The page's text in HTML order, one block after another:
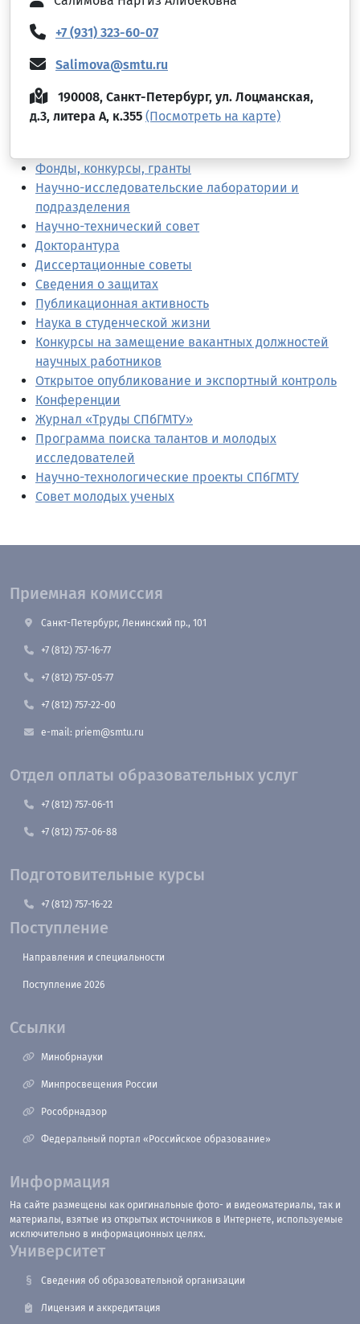
+7 (931) 323-60-07
Salimova@smtu.ru
190008, Санкт-Петербург, ул. Лоцманская,
д.3, литера А, к.355 (Посмотреть на карте)
Фонды, конкурсы, гранты
Научно-исследовательские лаборатории и
подразделения
Научно-технический совет
Докторантура
Диссертационные советы
Сведения о защитах
Публикационная активность
Наука в студенческой жизни
Конкурсы на замещение вакантных должностей
научных работников
Открытое опубликование и экспортный контроль
Конференции
Журнал «Труды СПбГМТУ»
Программа поиска талантов и молодых
исследователей
Научно-технологические проекты СПбГМТУ
Совет молодых ученых
Приемная комиссия
Санкт-Петербург, Ленинский пр., 101
+7 (812) 757-16-77
+7 (812) 757-05-77
+7 (812) 757-22-00
e-mail: priem@smtu.ru
Отдел оплаты образовательных услуг
+7 (812) 757-06-11
+7 (812) 757-06-88
Подготовительные курсы
+7 (812) 757-16-22
Поступление
Направления и специальности
Поступление 2026
Ссылки
Минобрнауки
Минпросвещения России
Рособрнадзор
Федеральный портал «Российское образование»
Информация
На сайте размещены как оригинальные фото- и видеоматериалы, так и
материалы, взятые из открытых источников в Интернете, используемые
исключительно в информационных целях.
Университет
Сведения об образовательной организации
Лицензия и аккредитация